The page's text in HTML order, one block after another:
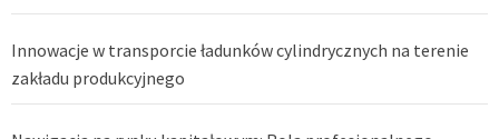
Innowacje w transporcie ładunków cylindrycznych na terenie
zakładu produkcyjnego